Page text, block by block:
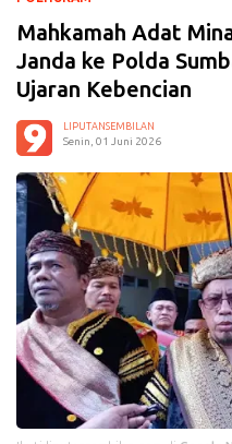
Mahkamah Adat
Janda ke Polda
Ujaran Kebencian
LIPUTANSEMBILAN
Senin, 01 Juni 2026